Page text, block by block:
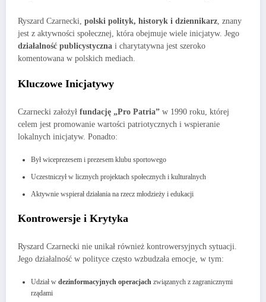
Ryszard Czarnecki, polski polityk, historyk i dziennikarz, znany
jest z aktywności społecznej, która obejmuje wiele inicjatyw. Jego
działalność publicystyczna i charytatywna jest szeroko
komentowana w polskich mediach.
Kluczowe Inicjatywy
Czarnecki założył fundację „Pro Patria” w 1990 roku, której
celem jest promowanie wartości patriotycznych i wspieranie
lokalnych inicjatyw. Ponadto:
Był wiceprezesem i prezesem klubu sportowego
Uczestniczył w licznych projektach społecznych i kulturalnych
Aktywnie wspierał działania na rzecz młodzieży i edukacji
Kontrowersje i Krytyka
Ryszard Czarnecki nie unikał również kontrowersyjnych sytuacji.
Jego działalność w polityce często wzbudzała emocje, w tym:
Udział w dezinformacyjnych operacjach związanych z zagranicznymi
rządami